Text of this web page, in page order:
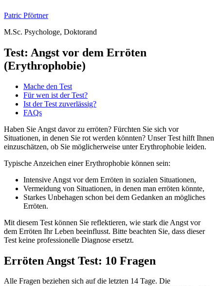
(Erythrophobie)
Mache den Test
Für wen ist der Test?
Ist der Test zuverlässig?
FAQs
Situationen, in denen Sie rot werden könnten? Unser Test hilft Ihnen
einzuschätzen, ob Sie möglicherweise unter Erythrophobie leiden.
Typische Anzeichen einer Erythrophobie können sein:
Intensive Angst vor dem Erröten in sozialen Situationen,
Vermeidung von Situationen, in denen man erröten könnte,
Starkes Unbehagen schon bei dem Gedanken an mögliches
dem Erröten Ihr Leben beeinflusst. Bitte beachten Sie, dass dieser
Test keine professionelle Diagnose ersetzt.
Erröten Angst Test: 10 Fragen
Alle Fragen beziehen sich auf die letzten 14 Tage. Die
Antwortmöglichkeiten sind nach dem Notensystem gestaffelt – die
pro Frage eine Antwort und klicke am Ende aufJetzt Auswerten